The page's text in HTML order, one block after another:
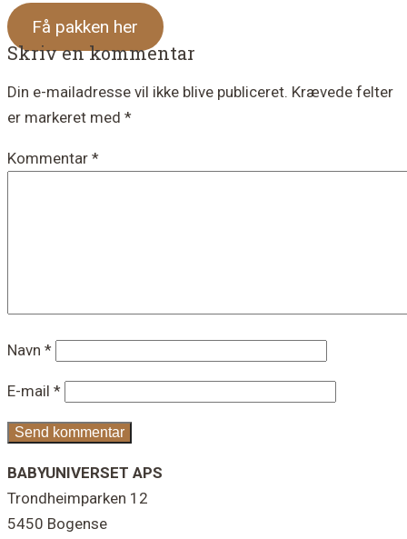
Få pakken her
Læserinteraktioner
Skriv en kommentar
Din e-mailadresse vil ikke blive publiceret. Krævede felter
er markeret med *
Kommentar *
Navn *
E-mail *
Footer
BABYUNIVERSET APS
Trondheimparken 12
5450 Bogense